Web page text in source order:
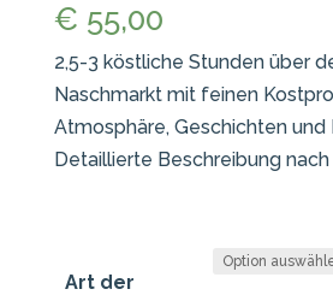
basierend
auf
Kundenbewe
rtungen
€ 55,00
2,5-3 köstliche Stunden über
Naschmarkt mit feinen
Atmosphäre, Geschichten und
Detaillierte Beschreibung nach
Art der